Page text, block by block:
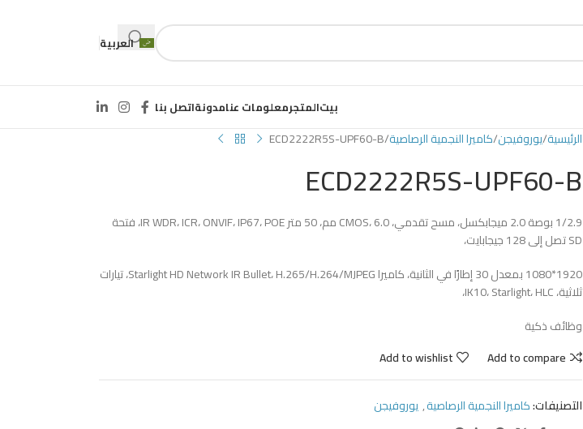
العربية
بيتالمتجرمعلومات عنامدونةاتصل بنا
الرئيسية يوروفيجن كاميرا النجمية الرصاصية ECD2222R5S-UPF60-B
ECD2222R5S-UPF60-B
1/2.9 بوصة 2.0 ميجابكسل، مسح تقدمي، CMOS، 6.0 مم، 50 متر IR WDR، ICR، ONVIF، IP67، POE، فتحة
SD تصل إلى 128 جيجابايت،
1920*1080 بمعدل 30 إطارًا في الثانية، كاميرا Starlight HD Network IR Bullet، H.265/H.264/MJPEG، تيارات
ثلاثية، IK10، Starlight، HLC،
وظائف ذكية
Add to compare
Add to wishlist
التصنيفات:كاميرا النجمية الرصاصية,يوروفيجن